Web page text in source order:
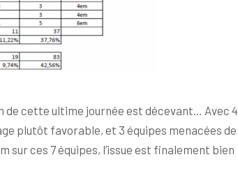
de cette ultime journée est décevant… Avec 4
plutôt favorable, et 3 équipes menacées de
sur ces 7 équipes, l’issue est finalement bien